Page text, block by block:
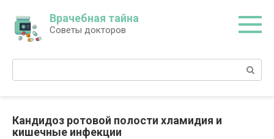
контенту
Врачебная тайна
Советы докторов
Поиск:
Кандидоз ротовой полости хламидия и
кишечные инфекции